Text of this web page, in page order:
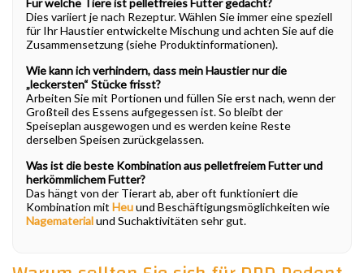
Für welche Tiere ist pelletfreies Futter gedacht?
Dies variiert je nach Rezeptur. Wählen Sie immer eine speziell
für Ihr Haustier entwickelte Mischung und achten Sie auf die
Zusammensetzung (siehe Produktinformationen).
Wie kann ich verhindern, dass mein Haustier nur die
„leckersten“ Stücke frisst?
Arbeiten Sie mit Portionen und füllen Sie erst nach, wenn der
Großteil des Essens aufgegessen ist. So bleibt der
Speiseplan ausgewogen und es werden keine Reste
derselben Speisen zurückgelassen.
Was ist die beste Kombination aus pelletfreiem Futter und
herkömmlichem Futter?
Das hängt von der Tierart ab, aber oft funktioniert die
Kombination mit Heuund Beschäftigungsmöglichkeiten wie
Nagematerialund Suchaktivitäten sehr gut.